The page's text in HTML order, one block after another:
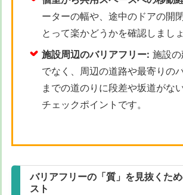
ーターの幅や、途中のドアの開
とって楽かどうかを確認しましょ
施設周辺のバリアフリー: 施設
でなく、周辺の道路や最寄りの
までの道のりに段差や坂道がな
チェックポイントです。
バリアフリーの「質」を見抜くた
スト